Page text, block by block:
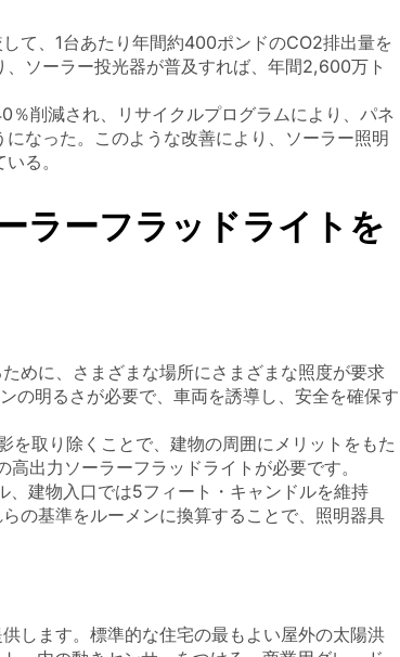
て、1台あたり年間約400ポンドのCO2排出量を
ソーラー投光器が普及すれば、年間2,600万ト
削減され、リサイクルプログラムにより、パネ
なった。このような改善により、ソーラー照明
る。
ラーフラッドライトを
めに、さまざまな場所にさまざまな照度が要求
の明るさが必要で、車両を誘導し、安全を確保す
取り除くことで、建物の周囲にメリットをもた
出力ソーラーフラッドライトが必要です。
、建物入口では5フィート・キャンドルを維持
の基準をルーメンに換算することで、照明器具
します。標準的な住宅の最もよい屋外の太陽洪